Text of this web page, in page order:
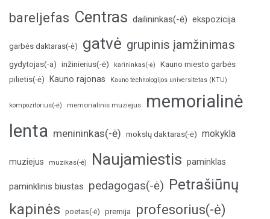
bareljefas Centras dailininkas(-ė) ekspozicija
garbės daktaras(-ė) gatvė grupinis įamžinimas
gydytojas(-a) inžinierius(-ė) karininkas(-ė)
Kauno miesto garbės
pilietis(-ė)
Kauno rajonas Kauno technologijos universitetas (KTU)
kompozitorius(-ė) memorialinis muziejus
memorialinė
lenta menininkas(-ė) mokslų daktaras(-ė) mokykla
muziejus muzikas(-ė) Naujamiestis paminklas
paminklinis biustas pedagogas(-ė) Petrašiūnų
kapinės poetas(-ė) premija profesorius(-ė)